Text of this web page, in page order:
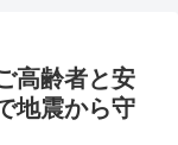
高齢者と安
地震から守